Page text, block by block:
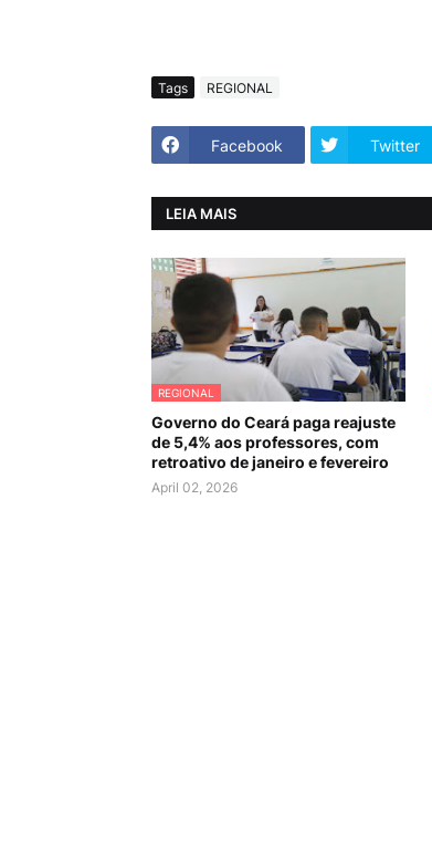
Tags REGIONAL
Facebook Twitter
LEIA MAIS
REGIONAL
Governo do Ceará paga reajuste
de 5,4% aos professores, com
retroativo de janeiro e fevereiro
April 02, 2026